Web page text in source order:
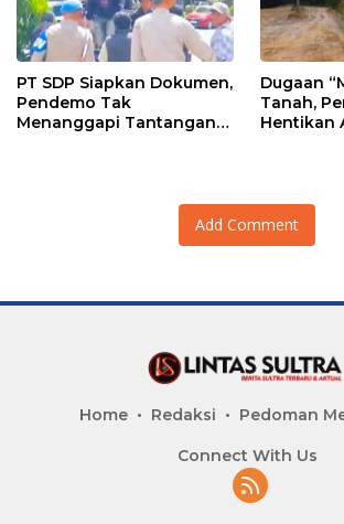
PT SDP Siapkan Dokumen,
Pendemo Tak
Menanggapi Tantangan
Dugaan
Tanah,
Hentikan
Add Comment
Home Redaksi Pedoman
Connect With Us